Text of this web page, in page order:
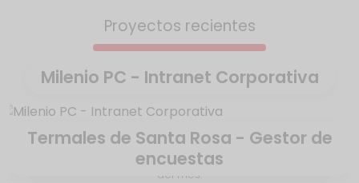
Proyectos recientes
Milenio PC - Intranet Corporativa
Intranet con módulo de gestión de solicitudes,
encuestas, blog, directorio, cumpleaños, empleado
del mes.
Termales de Santa Rosa - Gestor de
encuestas